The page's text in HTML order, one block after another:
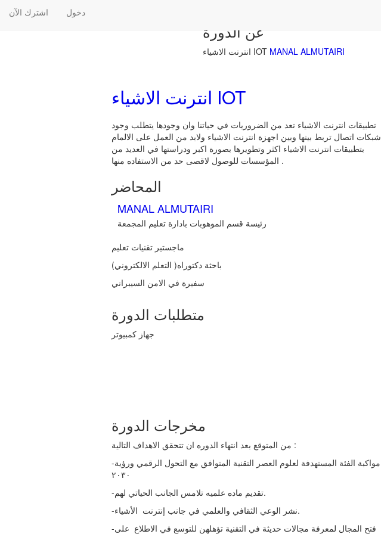
اشترك الآن دخول
عن الدورة
انترنت الاشياء IOT MANAL ALMUTAIRI
انترنت الاشياء IOT
تطبيقات انترنت الاشياء تعد من الضروريات في حياتنا وان وجودها يتطلب وجود
شبكات اتصال تربط بينها وبين اجهزة انترنت الاشياء ولابد من العمل على الالمام
بتطبيقات انترنت الاشياء اكثر وتطويرها بصورة اكبر ودراستها في العديد من
المؤسسات للوصول لاقصى حد من الاستفاده منها .
المحاضر
MANAL ALMUTAIRI
رئيسة قسم الموهوبات بادارة تعليم المجمعة
باحثة دكتوراه( التعلم الالكتروني)
متطلبات الدورة
مخرجات الدورة
من المتوقع بعد انتهاء الدوره ان تتحقق الاهداف التالية :
-مواكبة الفئة المستهدفة لعلوم العصر التقنية المتوافق مع التحول الرقمي ورؤية
٢٠٣٠
-تقديم ماده علميه تلامس الجانب الحياتي لهم.
-نشر الوعي الثقافي والعلمي في جانب إنترنت الأشياء.
-فتح المجال لمعرفة مجالات حديثة في التقنية تؤهلهن للتوسع في الاطلاع على